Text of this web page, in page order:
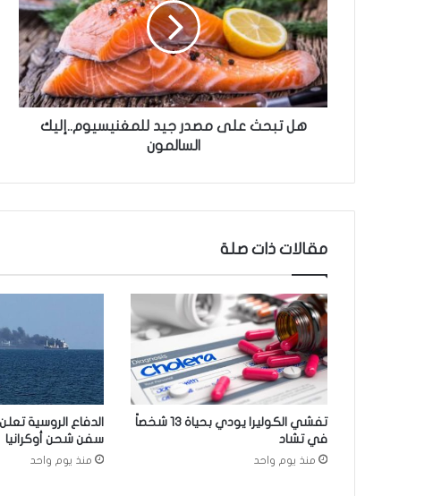
ب
ح
ث
ع
ل
ى
ر
ل
ل
م
غ
ي
س
ي
م
.
.
هل تبحث على مصدر جيد للمغنيسيوم..إليك
السالمون
مقالات ذات صلة
تفشي الكوليرا يودي بحياة 13 شخصاً
في تشاد
منذ يوم واحد
الدفاع الروسية
سفن شحن أوكرانيا
منذ يوم واحد